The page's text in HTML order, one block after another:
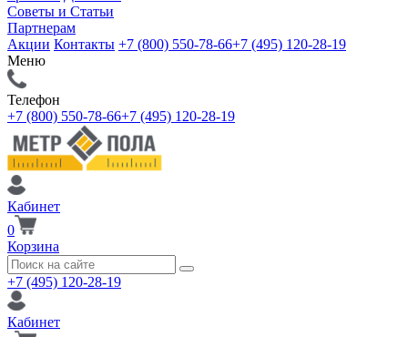
Советы и Статьи
Партнерам
Акции Контакты +7 (800) 550-78-66+7 (495) 120-28-19
Меню
Телефон
+7 (800) 550-78-66+7 (495) 120-28-19
Кабинет
0
Корзина
+7 (495) 120-28-19
Кабинет